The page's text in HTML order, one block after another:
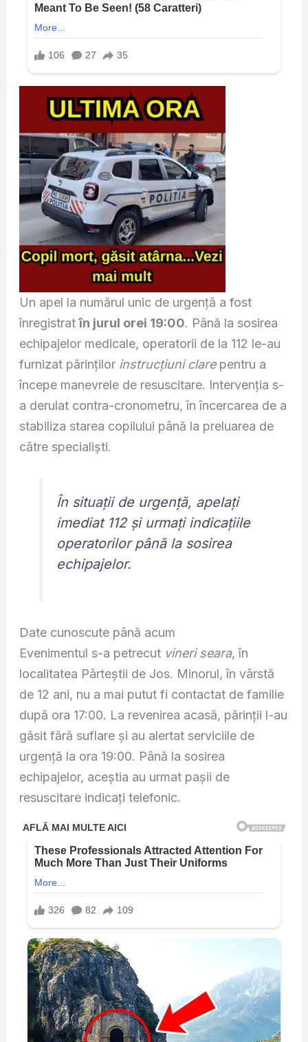
Un apel la numărul unic de urgență a fost
înregistratîn jurul orei 19:00. Până la sosirea
echipajelor medicale, operatorii de la 112 le-au
furnizat părinților instrucțiuni clarepentru a
începe manevrele de resuscitare. Intervenția s-
a derulat contra-cronometru, în încercarea de a
stabiliza starea copilului până la preluarea de
către specialiști.
În situații de urgență, apelați
imediat 112 și urmați indicațiile
operatorilor până la sosirea
echipajelor.
Date cunoscute până acum
Evenimentul s-a petrecut vineri seara, în
localitatea Pârteștii de Jos. Minorul, în vârstă
de 12 ani, nu a mai putut fi contactat de familie
după ora 17:00. La revenirea acasă, părinții l-au
găsit fără suflare și au alertat serviciile de
urgență la ora 19:00. Până la sosirea
echipajelor, aceștia au urmat pașii de
resuscitare indicați telefonic.